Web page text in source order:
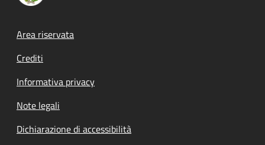
Footer menu
Area riservata
Crediti
Informativa privacy
Note legali
Dichiarazione di accessibilità